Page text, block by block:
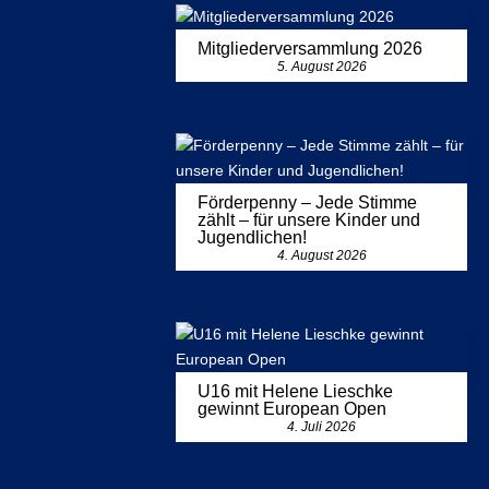
Mitgliederversammlung 2026
5. August 2026
Förderpenny – Jede Stimme
zählt – für unsere Kinder und
Jugendlichen!
4. August 2026
U16 mit Helene Lieschke
gewinnt European Open
4. Juli 2026